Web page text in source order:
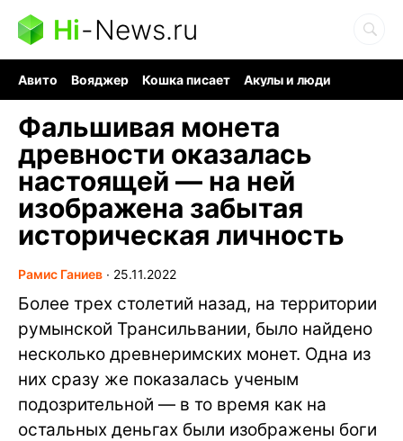
Hi-News.ru
Авито Вояджер Кошка писает
Акулы и люди
Фальшивая монета
древности оказалась
настоящей — на ней
изображена забытая
историческая личность
Рамис Ганиев ∙ 25.11.2022
Более трех столетий назад, на территории
румынской Трансильвании, было найдено
несколько древнеримских монет. Одна из
них сразу же показалась ученым
подозрительной — в то время как на
остальных деньгах были изображены боги